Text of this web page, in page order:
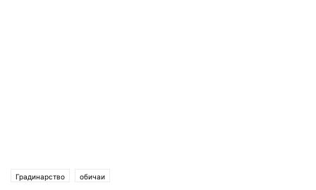
Градинарство обичаи